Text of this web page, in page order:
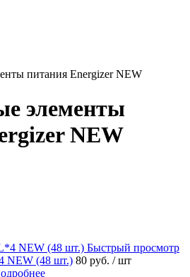
питания Energizer NEW
элементы
NEW
Быстрый просмотр
NEW (48 шт.) 80 руб. / шт